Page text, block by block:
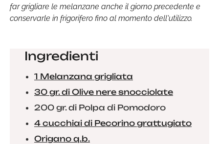
far grigliare le melanzane anche il giorno precedente e
conservarle in frigorifero fino al momento dell'utilizzo.
Ingredienti
1 Melanzana grigliata
30 gr. di Olive nere snocciolate
200 gr. di Polpa di Pomodoro
4 cucchiai di Pecorino grattugiato
Origano q.b.